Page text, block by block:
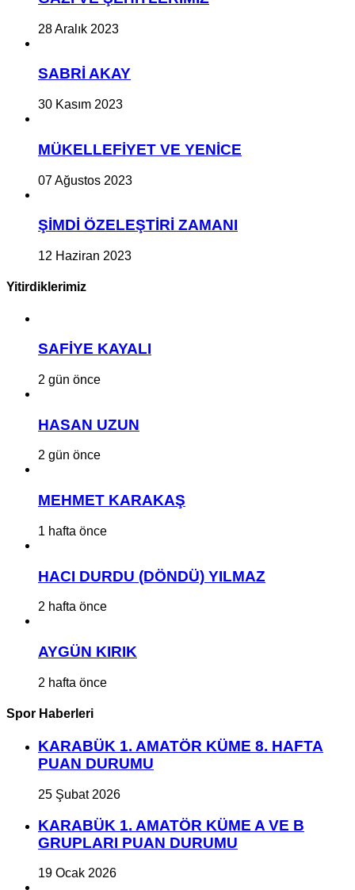
28 Aralık 2023
SABRİ AKAY
30 Kasım 2023
MÜKELLEFİYET VE YENİCE
07 Ağustos 2023
ŞİMDİ ÖZELEŞTİRİ ZAMANI
12 Haziran 2023
Yitirdiklerimiz
SAFİYE KAYALI
2 gün önce
HASAN UZUN
2 gün önce
MEHMET KARAKAŞ
1 hafta önce
HACI DURDU (DÖNDÜ) YILMAZ
2 hafta önce
AYGÜN KIRIK
2 hafta önce
Spor Haberleri
KARABÜK 1. AMATÖR KÜME 8. HAFTA
PUAN DURUMU
25 Şubat 2026
KARABÜK 1. AMATÖR KÜME A VE B
GRUPLARI PUAN DURUMU
19 Ocak 2026